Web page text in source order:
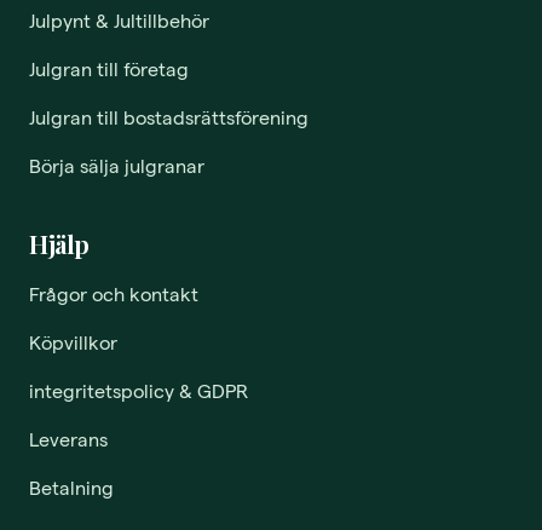
Julpynt & Jultillbehör
Julgran till företag
Julgran till bostadsrättsförening
Börja sälja julgranar
Hjälp
Frågor och kontakt
Köpvillkor
integritetspolicy & GDPR
Leverans
Betalning